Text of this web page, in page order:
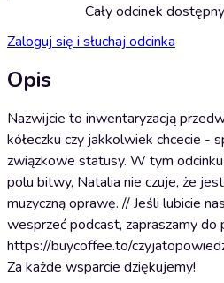
Cały odcinek
Zaloguj się i słuchaj odcinka
Opis
Nazwijcie to inwentaryzacją
kółeczku czy jakkolwiek chcecie -
związkowe statusy. W tym
polu bitwy, Natalia nie czuje, że
muzyczną oprawę. // Jeśli lubicie
wesprzeć podcast, zapraszamy do
https://buycoffee.to/
Za każde wsparcie dziękujemy!